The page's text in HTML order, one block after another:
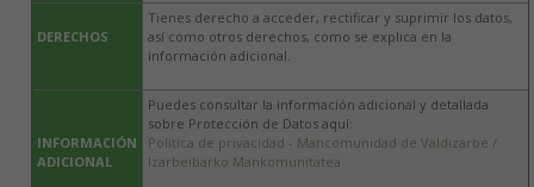
DERECHOS
Tienes derecho a acceder, rectificar y suprimir los datos,
así como otros derechos, como se explica en la
información adicional.
INFORMACIÓN
ADICIONAL
Puedes consultar la información adicional y detallada
sobre Protección de Datos aquí:
Política de privacidad - Mancomunidad de Valdizarbe /
Izarbeibarko Mankomunitatea